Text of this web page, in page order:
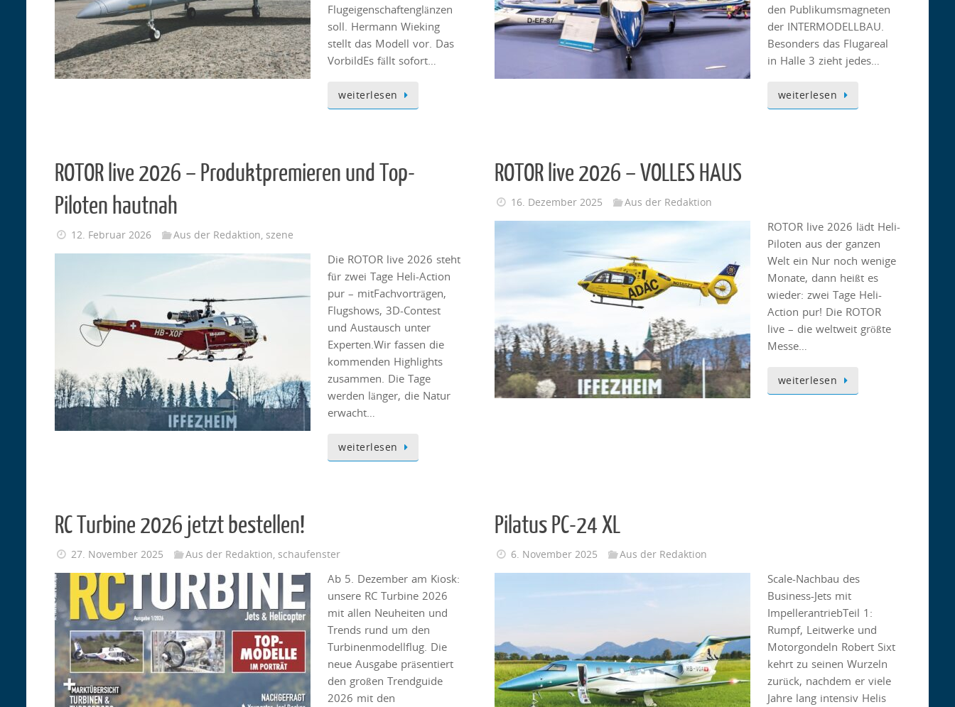
Flugeigenschaftenglänzen
soll. Hermann Wieking
stellt das Modell vor. Das
VorbildEs fällt sofort…
weiterlesen
den Publikumsmagneten
der INTERMODELLBAU.
Besonders das Flugareal
in Halle 3 zieht jedes…
weiterlesen
ROTOR live 2026 – Produktpremieren und Top-
Piloten hautnah
12. Februar 2026 Aus der Redaktion, szene
Die ROTOR live 2026 steht
für zwei Tage Heli-Action
pur – mitFachvorträgen,
Flugshows, 3D-Contest
und Austausch unter
Experten.Wir fassen die
kommenden Highlights
zusammen. Die Tage
werden länger, die Natur
erwacht…
weiterlesen
ROTOR live 2026 – VOLLES HAUS
16. Dezember 2025 Aus der Redaktion
ROTOR live 2026 lädt Heli-
Piloten aus der ganzen
Welt ein Nur noch wenige
Monate, dann heißt es
wieder: zwei Tage Heli-
Action pur! Die ROTOR
live – die weltweit größte
Messe…
weiterlesen
RC Turbine 2026 jetzt bestellen!
27. November 2025 Aus der Redaktion, schaufenster
Ab 5. Dezember am Kiosk:
unsere RC Turbine 2026
mit allen Neuheiten und
Trends rund um den
Turbinenmodellflug. Die
neue Ausgabe präsentiert
den großen Trendguide
2026 mit den
Pilatus PC-24 XL
6. November 2025 Aus der Redaktion
Scale-Nachbau des
Business-Jets mit
ImpellerantriebTeil 1:
Rumpf, Leitwerke und
Motorgondeln Robert Sixt
kehrt zu seinen Wurzeln
zurück, nachdem er viele
Jahre lang intensiv Helis